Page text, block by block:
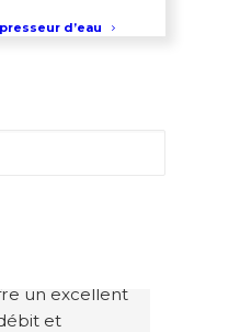
d’eau
190
de
de
un excellent
et